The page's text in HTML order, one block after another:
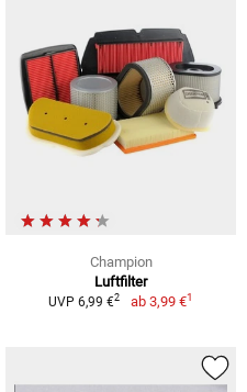
Champion
Luftfilter
UVP 6,99 €2 ab 3,99 €1